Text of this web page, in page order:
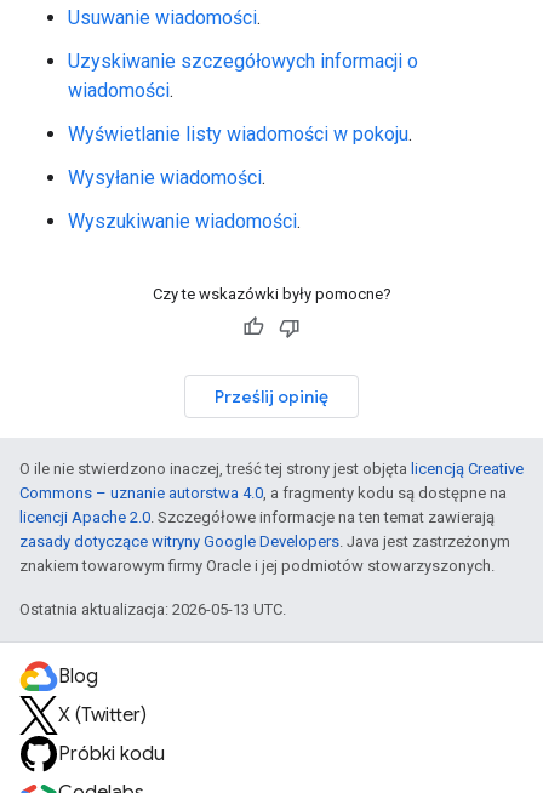
Usuwanie wiadomości.
Uzyskiwanie szczegółowych informacji o
wiadomości.
Wyświetlanie listy wiadomości w pokoju.
Wysyłanie wiadomości.
Wyszukiwanie wiadomości.
Czy te wskazówki były pomocne?
Prześlij opinię
O ile nie stwierdzono inaczej, treść tej strony jest objęta licencją Creative
Commons – uznanie autorstwa 4.0, a fragmenty kodu są dostępne na
licencji Apache 2.0. Szczegółowe informacje na ten temat zawierają
zasady dotyczące witryny Google Developers. Java jest zastrzeżonym
znakiem towarowym firmy Oracle i jej podmiotów stowarzyszonych.
Ostatnia aktualizacja: 2026-05-13 UTC.
Blog
X (Twitter)
Próbki kodu